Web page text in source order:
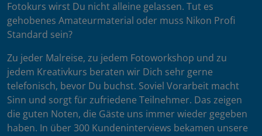
Fotokurs wirst Du nicht alleine gelassen. Tut es
gehobenes Amateurmaterial oder muss Nikon Profi
Standard sein?
Zu jeder Malreise, zu jedem Fotoworkshop und zu
jedem Kreativkurs beraten wir Dich sehr gerne
telefonisch, bevor Du buchst. Soviel Vorarbeit macht
Sinn und sorgt für zufriedene Teilnehmer. Das zeigen
die guten Noten, die Gäste uns immer wieder gegeben
haben. In über 300 Kundeninterviews bekamen unsere